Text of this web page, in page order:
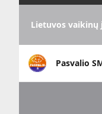
Lietuvos vaikinų
Pasvalio